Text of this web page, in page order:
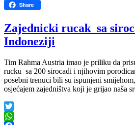
Facebook
Share
Zajednicki rucak sa
Indoneziji
Tim Rahma Austria imao je priliku da
rucku sa 200 sirocadi i njihovim
posebni trenuci bili su ispunjeni
osjećajem zajedništva koji je grijao naša
Twitter